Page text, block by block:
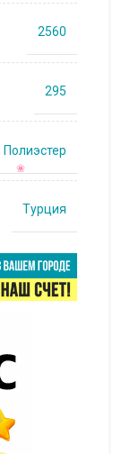
2560
295
Полиэстер
Турция